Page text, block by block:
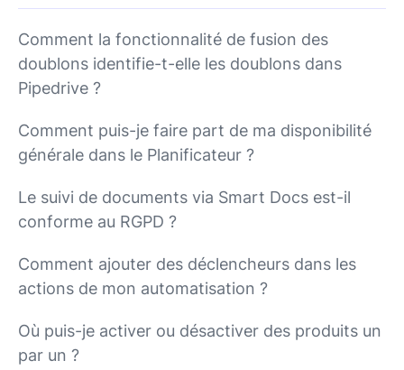
Comment la fonctionnalité de fusion des
doublons identifie-t-elle les doublons dans
Pipedrive ?
Comment puis-je faire part de ma disponibilité
générale dans le Planificateur ?
Le suivi de documents via Smart Docs est-il
conforme au RGPD ?
Comment ajouter des déclencheurs dans les
actions de mon automatisation ?
Où puis-je activer ou désactiver des produits un
par un ?